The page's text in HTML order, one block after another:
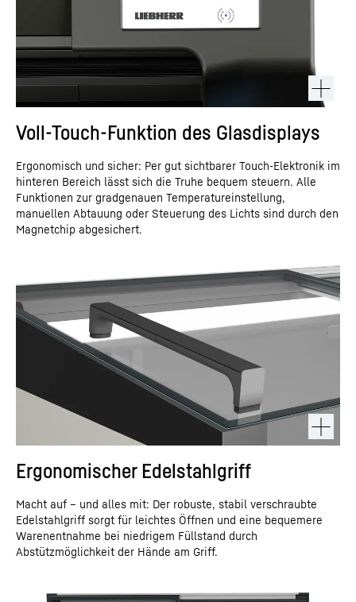
Voll-Touch-Funktion des Glasdisplays
Ergonomisch und sicher: Per gut sichtbarer Touch-Elektronik im
hinteren Bereich lässt sich die Truhe bequem steuern. Alle
Funktionen zur gradgenauen Temperatureinstellung,
manuellen Abtauung oder Steuerung des Lichts sind durch den
Magnetchip abgesichert.
Ergonomischer Edelstahlgriff
Macht auf – und alles mit: Der robuste, stabil verschraubte
Edelstahlgriff sorgt für leichtes Öffnen und eine bequemere
Warenentnahme bei niedrigem Füllstand durch
Abstützmöglichkeit der Hände am Griff.